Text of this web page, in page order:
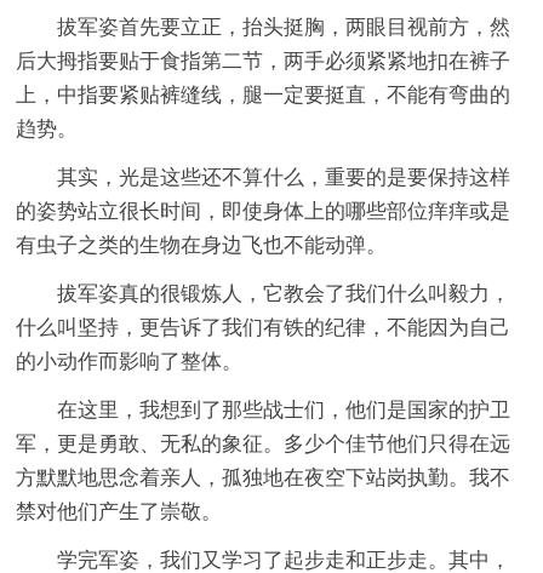
拔军姿首先要立正，抬头挺胸，两眼目视前方，然
后大拇指要贴于食指第二节，两手必须紧紧地扣在裤子
上，中指要紧贴裤缝线，腿一定要挺直，不能有弯曲的
趋势。
其实，光是这些还不算什么，重要的是要保持这样
的姿势站立很长时间，即使身体上的哪些部位痒痒或是
有虫子之类的生物在身边飞也不能动弹。
拔军姿真的很锻炼人，它教会了我们什么叫毅力，
什么叫坚持，更告诉了我们有铁的纪律，不能因为自己
的小动作而影响了整体。
在这里，我想到了那些战士们，他们是国家的护卫
军，更是勇敢、无私的象征。多少个佳节他们只得在远
方默默地思念着亲人，孤独地在夜空下站岗执勤。我不
禁对他们产生了崇敬。
学完军姿，我们又学习了起步走和正步走。其中，